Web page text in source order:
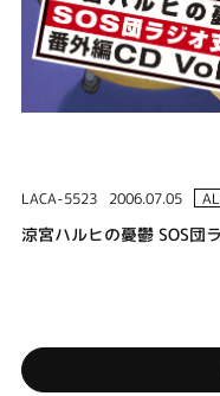
LACA-5523 2006.07.05
涼宮ハルヒの憂鬱 SOS団